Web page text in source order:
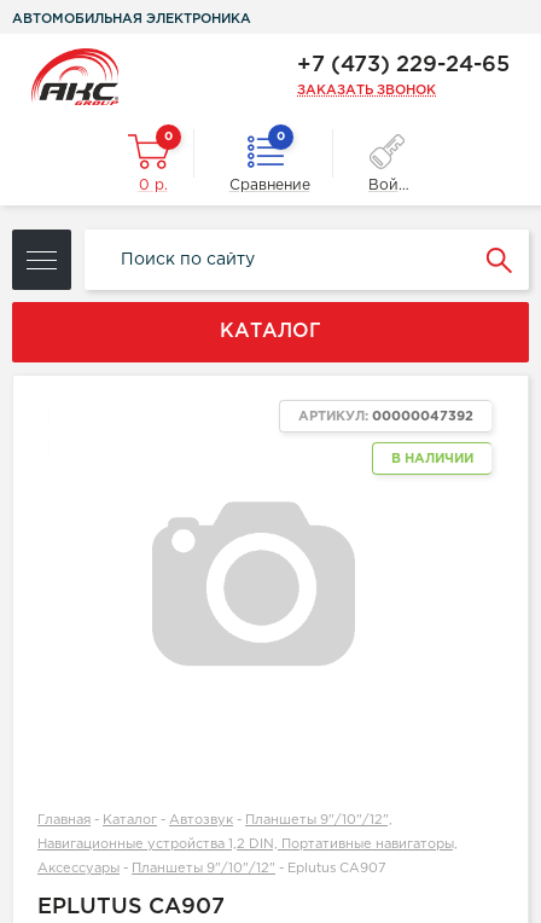
АВТОМОБИЛЬНАЯ ЭЛЕКТРОНИКА
+7 (473) 229-24-65
ЗАКАЗАТЬ ЗВОНОК
0
0 р.
0
Сравнение Войти
КАТАЛОГ
В НАЛИЧИИ
АРТИКУЛ: 00000047392
Главная - Каталог - Автозвук -
Планшеты 9"/10"/12",
Навигационные устройства 1,2 DIN, Портативные навигаторы,
Аксессуары - Планшеты 9"/10"/12" - Eplutus CA907
EPLUTUS CA907